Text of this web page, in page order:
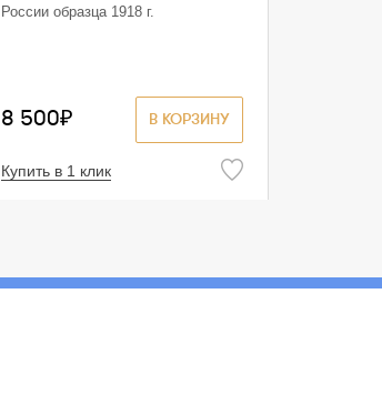
России образца 1918 г.
В КОРЗИНУ
8 500₽
Купить в 1 клик